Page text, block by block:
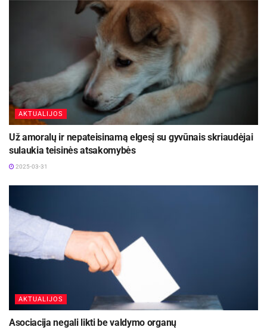
AKTUALIJOS
Už amoralų ir nepateisinamą elgesį su gyvūnais skriaudėjai
sulaukia teisinės atsakomybės
2025-03-31
AKTUALIJOS
Asociacija negali likti be valdymo organų